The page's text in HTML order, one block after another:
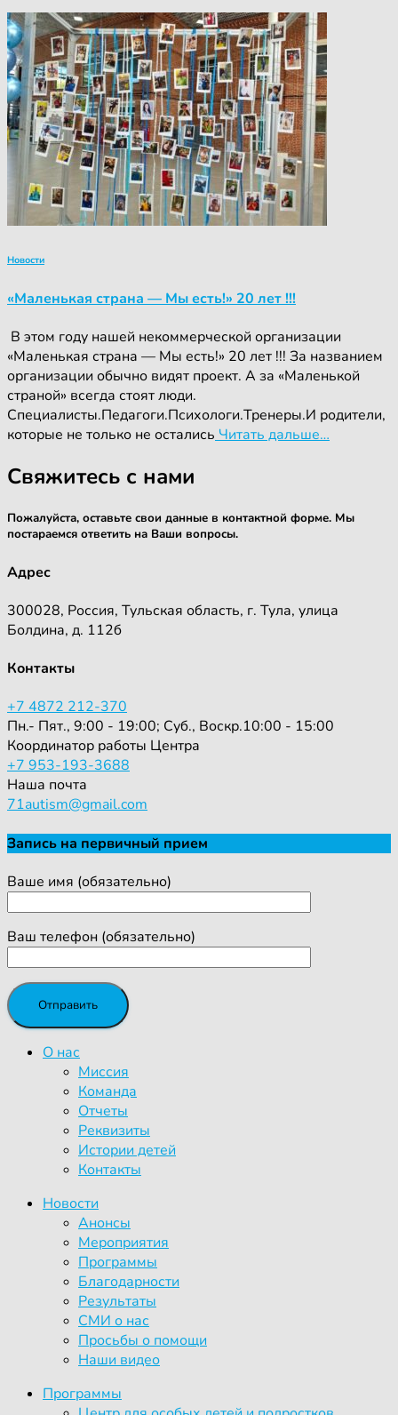
Новости
«Маленькая страна — Мы есть!» 20 лет !!!
‍ ‍В этом году нашей некоммерческой организации
«Маленькая страна — Мы есть!» 20 лет !!! За названием
организации обычно видят проект. А за «Маленькой
страной» всегда стоят люди.
Специалисты.Педагоги.Психологи.Тренеры.И родители,
которые не только не остались Читать дальше…
Свяжитесь с нами
Пожалуйста, оставьте свои данные в контактной форме. Мы
постараемся ответить на Ваши вопросы.
Адрес
300028, Россия, Тульская область, г. Тула, улица
Болдина, д. 112б
Контакты
+7 4872 212-370
Пн.- Пят., 9:00 - 19:00; Суб., Воскр.10:00 - 15:00
Координатор работы Центра
+7 953-193-3688
Наша почта
71autism@gmail.com
Запись на первичный прием
Ваше имя (обязательно)
Ваш телефон (обязательно)
О нас
Миссия
Команда
Отчеты
Реквизиты
Истории детей
Контакты
Новости
Анонсы
Мероприятия
Программы
Благодарности
Результаты
СМИ о нас
Просьбы о помощи
Наши видео
Программы